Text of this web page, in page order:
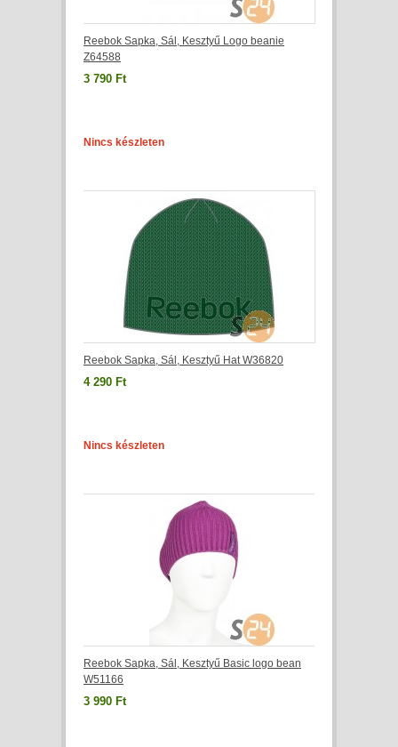
Reebok Sapka, Sál, Kesztyű Logo beanie
Z64588
3 790 Ft
Nincs készleten
Reebok Sapka, Sál, Kesztyű Hat W36820
4 290 Ft
Nincs készleten
Reebok Sapka, Sál, Kesztyű Basic logo bean
W51166
3 990 Ft